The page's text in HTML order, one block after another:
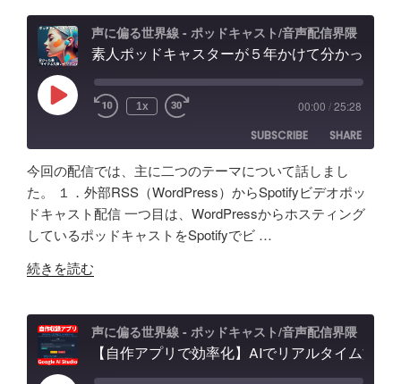
の
記
録"
除
去/
環
音
ほ
か
配
信
初
心
向
け
対
ル
録。
集・
構
成
ま
で！
AI
Studio
判
能？
ロ
ー
ン
AI
の
ッ
ド
声に偏る世界線 - ポッドキャスト/音声配信界隈
Play
Episode 1x 00:00 /25:28
SUBSCRIBE
SHARE
Amazon
Apple Podcasts
RSS
Spotify
RSS FEED
SHARE
LINK
EMBED
今回の配信では、主に二つのテーマについて話しまし
た。 １．外部RSS（WordPress）からSpotifyビデオポッ
ドキャスト配信 一つ目は、WordPressからホスティング
しているポッドキャストをSpotifyでビ …
"素
ポ
ッ
続きを読む
声に偏る世界線 - ポッドキャスト/音声配信界隈